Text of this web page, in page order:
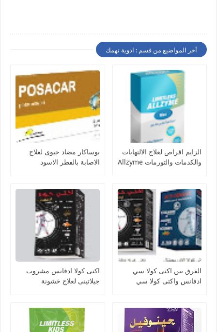
أخر المواضيع من قسم : ادوية تهمك
الزايم اقراص لعلاج الالتهابات
والكدمات والتورمات Allzyme
بوساكار مضاد حيوى لعلاج
الاصابة بالفطر الاسود
الفرق بين اكتى كولا سي
ادفانس واكتى كولا سي
اكتى كولا ادفانس مشروب
جيلاتينى لعلاج خشونة